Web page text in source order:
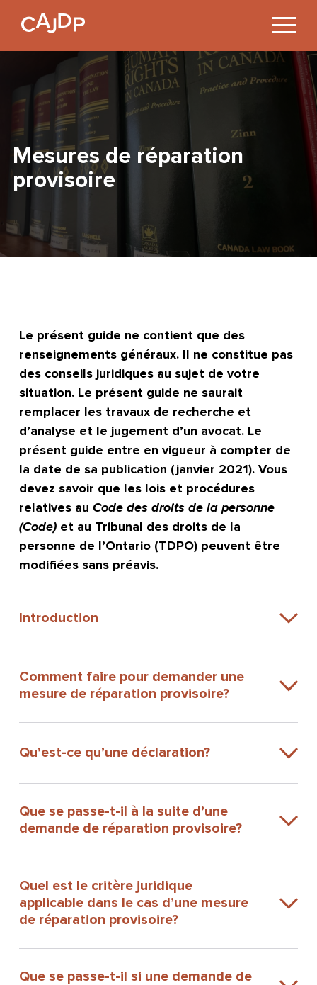
Mesures de réparation
provisoire
Le présent guide ne contient que des
renseignements généraux. Il ne constitue pas
des conseils juridiques au sujet de votre
situation. Le présent guide ne saurait
remplacer les travaux de recherche et
d’analyse et le jugement d’un avocat. Le
présent guide entre en vigueur à compter de
la date de sa publication (janvier 2021). Vous
devez savoir que les lois et procédures
relatives au Code des droits de la personne
(Code) et au Tribunal des droits de la
personne de l’Ontario (TDPO) peuvent être
modifiées sans préavis.
Introduction
Comment faire pour demander une
mesure de réparation provisoire?
Qu’est-ce qu’une déclaration?
Que se passe-t-il à la suite d’une
demande de réparation provisoire?
Quel est le critère juridique
applicable dans le cas d’une mesure
de réparation provisoire?
Que se passe-t-il si une demande de